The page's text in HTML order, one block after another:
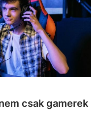
csak gamerek